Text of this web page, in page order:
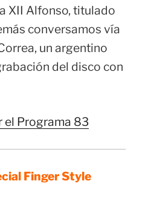
XII Alfonso, titulado
conversamos vía
un argentino
del disco con
el Programa 83
Finger Style